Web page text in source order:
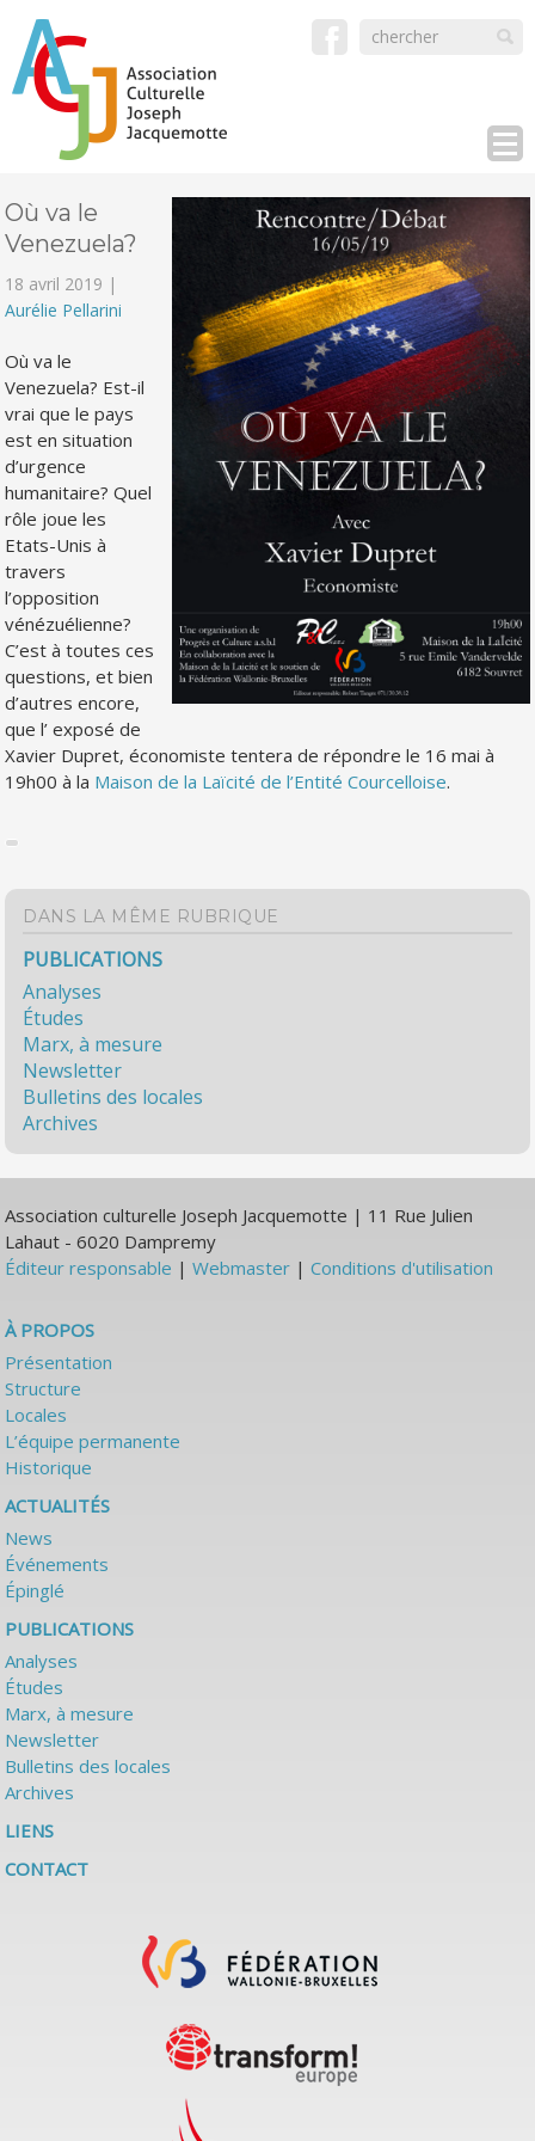
Où va le
Venezuela?
18 avril 2019 |
Aurélie Pellarini
Où va le
Venezuela? Est-il
vrai que le pays
est en situation
d’urgence
humanitaire? Quel
rôle joue les
Etats-Unis à
travers
l’opposition
vénézuélienne?
C’est à toutes ces
questions, et bien
d’autres encore,
que l’ exposé de
Xavier Dupret, économiste tentera de répondre le 16 mai à
19h00 à la Maison de la Laïcité de l’Entité Courcelloise.
DANS LA MÊME RUBRIQUE
PUBLICATIONS
Analyses
Études
Marx, à mesure
Newsletter
Bulletins des locales
Archives
Association culturelle Joseph Jacquemotte | 11 Rue Julien
Lahaut - 6020 Dampremy
Éditeur responsable |Webmaster |Conditions d'utilisation
À PROPOS
Présentation
Structure
Locales
L’équipe permanente
Historique
ACTUALITÉS
News
Événements
Épinglé
PUBLICATIONS
Analyses
Études
Marx, à mesure
Newsletter
Bulletins des locales
Archives
LIENS
CONTACT